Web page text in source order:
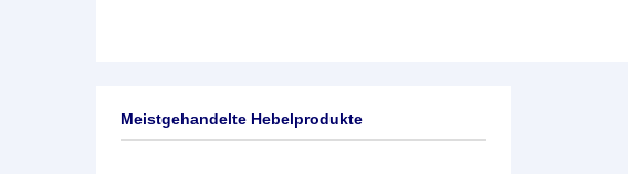
Meistgehandelte Hebelprodukte